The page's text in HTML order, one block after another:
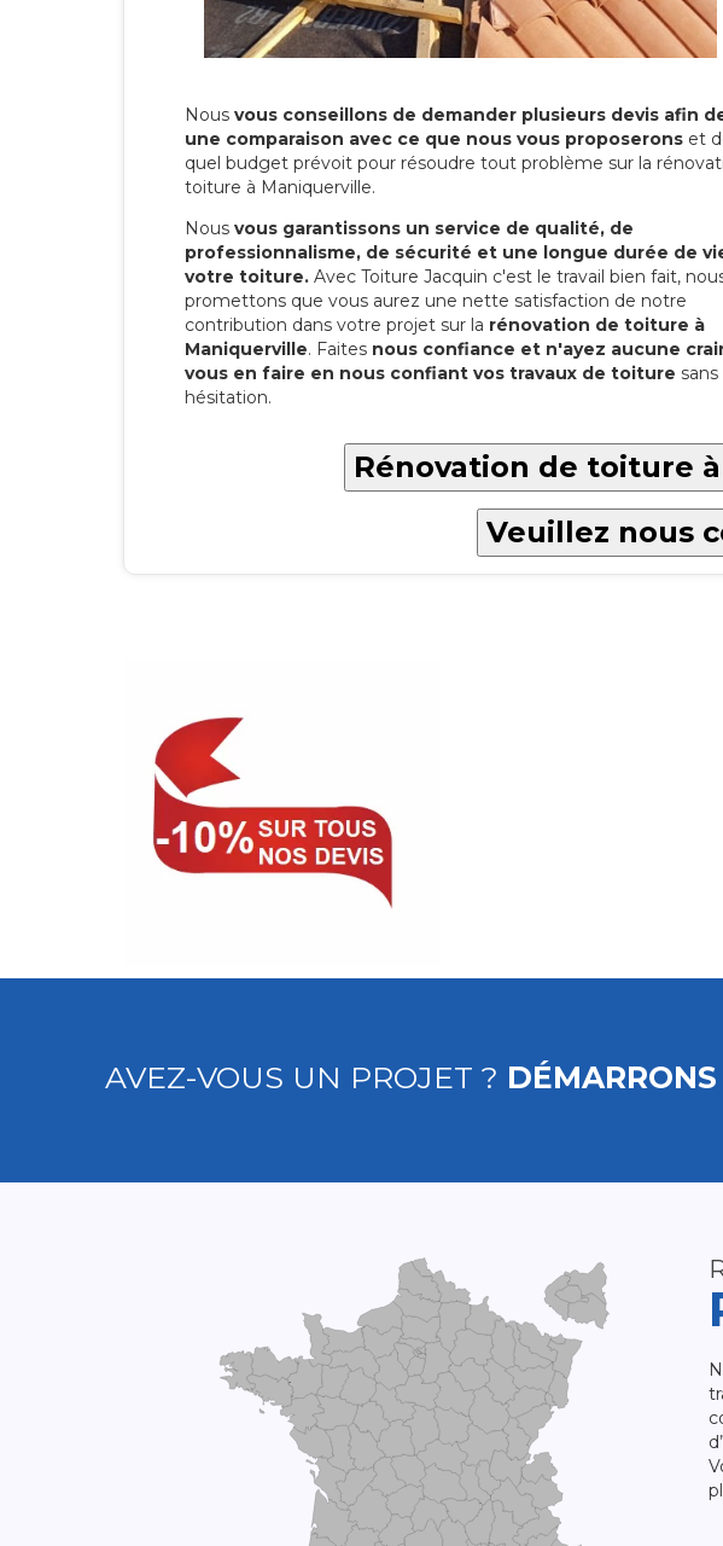
Nous vous conseillons de demander plusieurs devis afin
une comparaison avec ce que nous vous proposerons et
quel budget prévoit pour résoudre tout problème sur la
toiture à Maniquerville.
Nous vous garantissons un service de qualité, de
professionnalisme, de sécurité et une longue durée de
votre toiture. Avec Toiture Jacquin c'est le travail bien fait,
promettons que vous aurez une nette satisfaction de notre
contribution dans votre projet sur la rénovation de toiture à
Maniquerville. Faites nous confiance et n'ayez aucune
vous en faire en nous confiant vos travaux de toiture sans
hésitation.
Rénovation de toiture
Veuillez nous
AVEZ-VOUS UN PROJET ?